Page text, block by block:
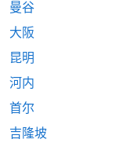
曼谷
大阪
昆明
河内
首尔
吉隆坡